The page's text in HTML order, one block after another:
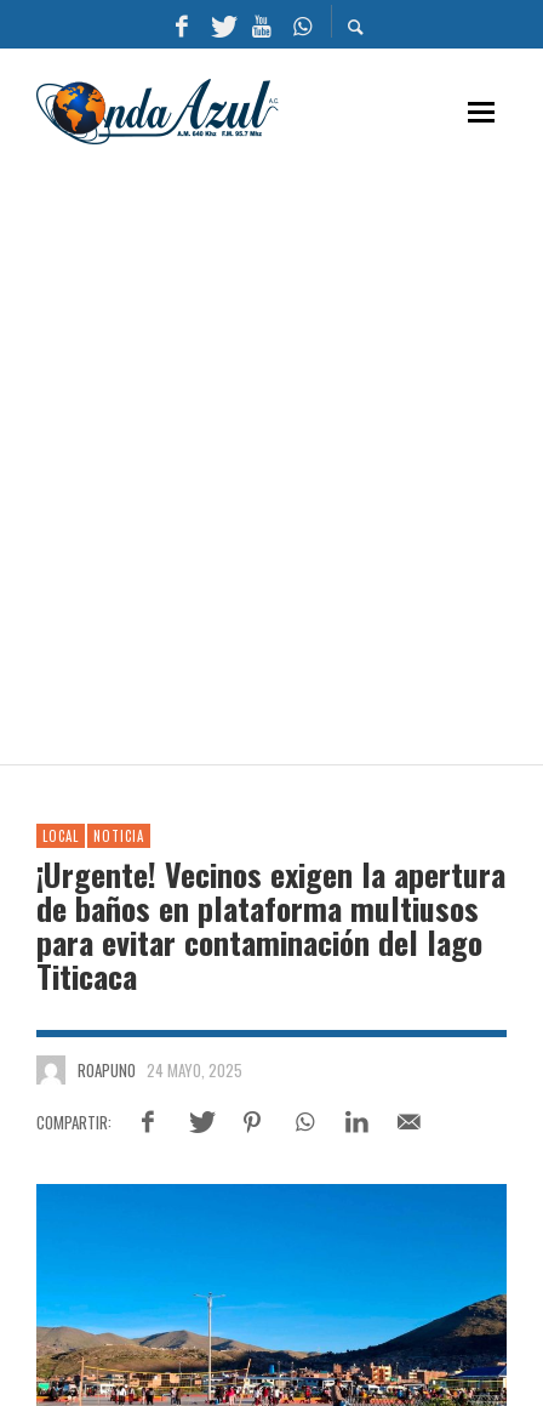
LOCAL NOTICIA
¡Urgente! Vecinos exigen la apertura
de baños en plataforma multiusos
para evitar contaminación del lago
Titicaca
ROAPUNO 24 MAYO, 2025